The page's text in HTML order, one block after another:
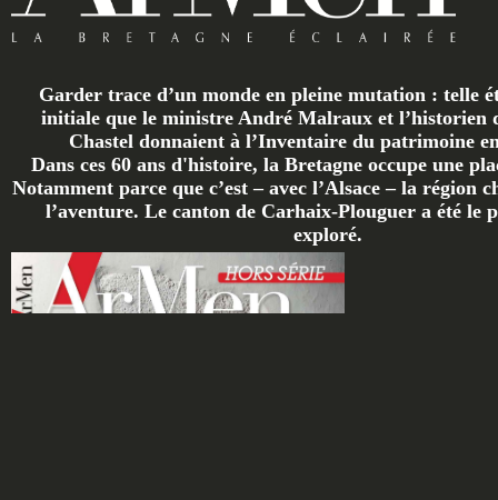
Garder trace d’un monde en pleine mutation : telle
initiale que le ministre André Malraux et l’historien
Chastel donnaient à l’Inventaire du patrimoine
Dans ces 60 ans d'histoire, la Bretagne occupe une
Notamment parce que c’est – avec l’Alsace – la région
l’aventure. Le canton de Carhaix-Plouguer a été le
exploré.